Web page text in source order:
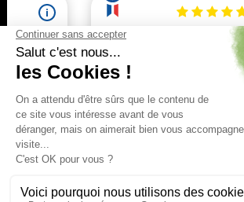
Marchand approuvé par la